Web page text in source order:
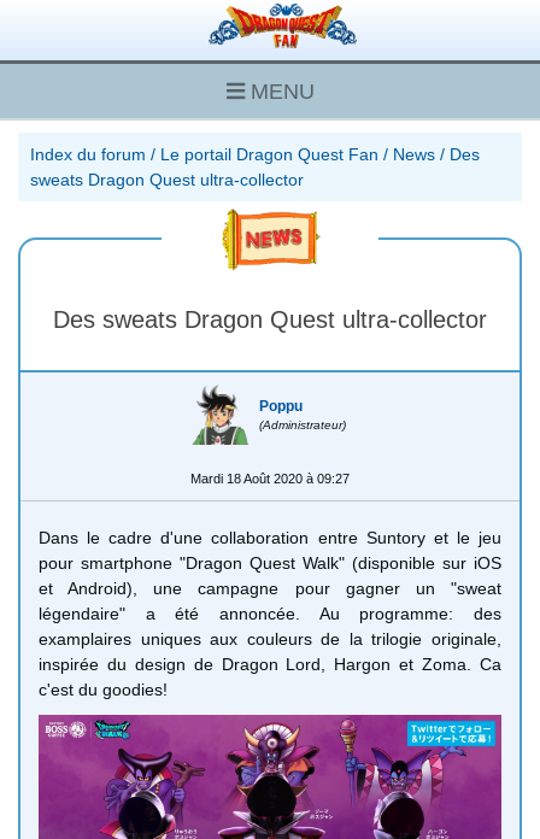
MENU
Index du forum / Le portail Dragon Quest Fan / News / Des
sweats Dragon Quest ultra-collector
Des sweats Dragon Quest ultra-collector
Poppu
(Administrateur)
Mardi 18 Août 2020 à 09:27
Dans le cadre d'une collaboration entre Suntory et le jeu
pour smartphone "Dragon Quest Walk" (disponible sur iOS
et Android), une campagne pour gagner un "sweat
légendaire" a été annoncée. Au programme: des
examplaires uniques aux couleurs de la trilogie originale,
inspirée du design de Dragon Lord, Hargon et Zoma. Ca
c'est du goodies!